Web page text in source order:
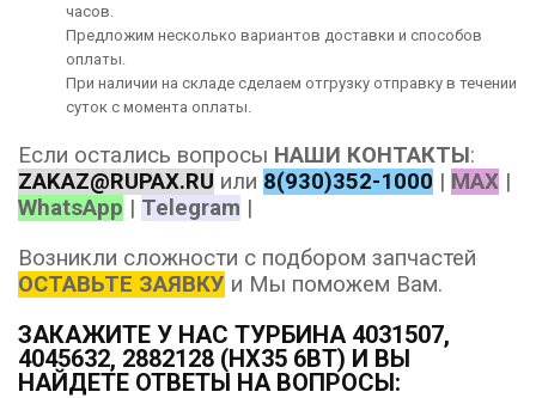
часов.
Предложим несколько вариантов доставки и способов
оплаты
При наличии на складе сделаем отгрузку отправку в течении
суток с момента оплаты.
Если остались вопросы НАШИ КОНТАКТЫ:
ZAKAZ@RUPAX.RU или 8(930)352-1000 | MAX |
WhatsApp | Telegram |
Возникли сложности с подбором запчастей
ОСТАВЬТЕ ЗАЯВКУ и Мы поможем Вам.
ЗАКАЖИТЕ У НАС ТУРБИНА 4031507,
4045632, 2882128 (HX35 6BT) И ВЫ
НАЙДЕТЕ ОТВЕТЫ НА ВОПРОСЫ: